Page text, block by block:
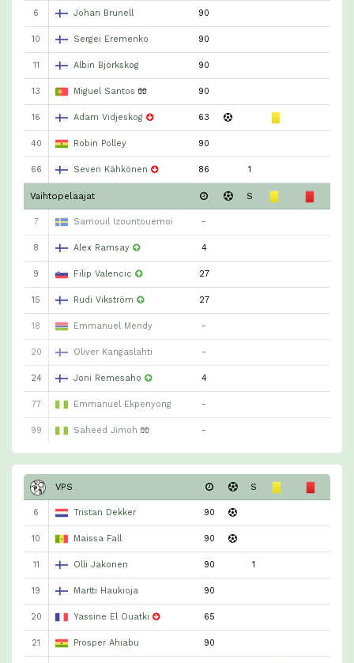
6 Johan Brunell 90
10 Sergei Eremenko 90
11 Albin Björkskog 90
13 Miguel Santos 🧤 90
16 Adam Vidjeskog 63
40 Robin Polley 90
66 Severi Kähkönen 86 1
Vaihtopelaajat S
7 Samouil Izountouemoi -
8 Alex Ramsay 4
9 Filip Valencic 27
15 Rudi Vikström 27
18 Emmanuel Mendy -
20 Oliver Kangaslahti -
24 Joni Remesaho 4
77 Emmanuel Ekpenyong -
99 Saheed Jimoh 🧤 -
VPS S
6 Tristan Dekker 90
10 Maissa Fall 90
11 Olli Jakonen 90 1
19 Martti Haukioja 90
20 Yassine El Ouatki 65
21 Prosper Ahiabu 90